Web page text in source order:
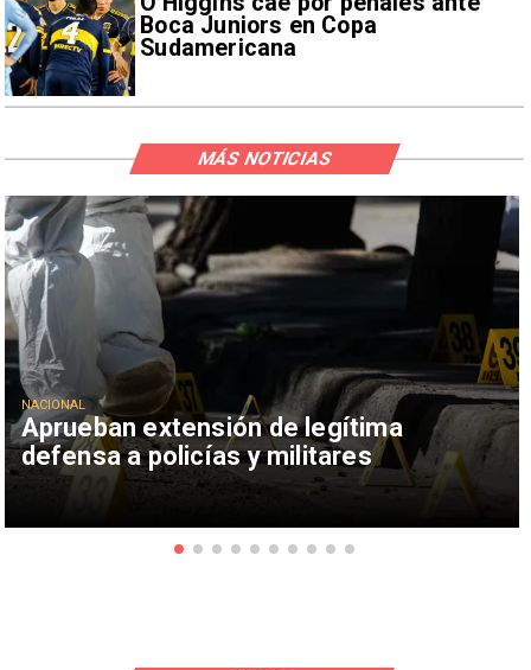
Boca Juniors en Copa
Sudamericana
Aprueban extensión de legítima
defensa a policías y militares
NACIONAL
MÁS NOTICIAS